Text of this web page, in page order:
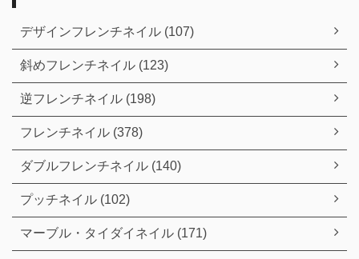
デザインフレンチネイル (107)
斜めフレンチネイル (123)
逆フレンチネイル (198)
フレンチネイル (378)
ダブルフレンチネイル (140)
プッチネイル (102)
マーブル・タイダイネイル (171)